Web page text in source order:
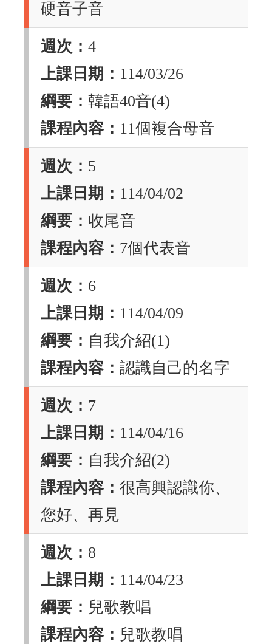
硬音子音
週次： 4
上課日期： 114/03/26
綱要： 韓語40音(4)
課程內容： 11個複合母音
週次： 5
上課日期： 114/04/02
綱要： 收尾音
課程內容： 7個代表音
週次： 6
上課日期： 114/04/09
綱要： 自我介紹(1)
課程內容： 認識自己的名字
週次： 7
上課日期： 114/04/16
綱要： 自我介紹(2)
課程內容： 很高興認識你、
您好、再見
週次： 8
上課日期： 114/04/23
綱要： 兒歌教唱
課程內容： 兒歌教唱